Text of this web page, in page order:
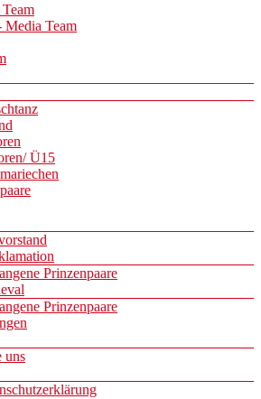
Media Team
Ü15
Prinzenpaare
Prinzenpaare
uns